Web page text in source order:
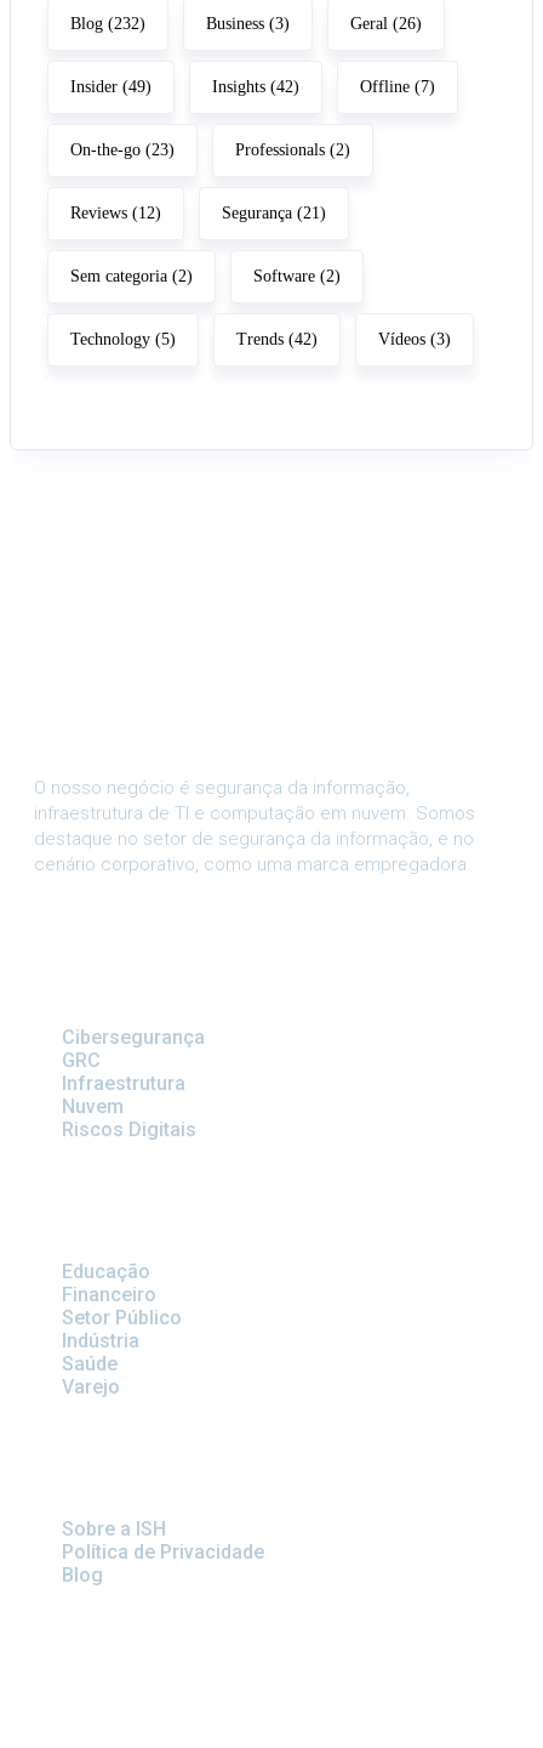
Blog (232) Business (3) Geral (26)
Insider (49) Insights (42) Offline (7)
On-the-go (23) Professionals (2)
Reviews (12) Segurança (21)
Sem categoria (2) Software (2)
Technology (5) Trends (42) Vídeos (3)
O nosso negócio é segurança da informação,
infraestrutura de TI e computação em nuvem. Somos
destaque no setor de segurança da informação, e no
cenário corporativo, como uma marca empregadora.
Cibersegurança
GRC
Infraestrutura
Nuvem
Riscos Digitais
Educação
Financeiro
Setor Público
Indústria
Saúde
Varejo
Sobre a ISH
Política de Privacidade
Blog